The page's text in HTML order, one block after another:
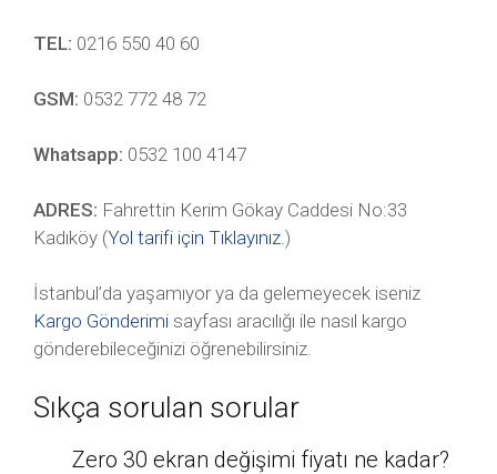
TEL: 0216 550 40 60
GSM: 0532 772 48 72
Whatsapp: 0532 100 4147
ADRES: Fahrettin Kerim Gökay Caddesi No:33
Kadıköy (Yol tarifi için Tıklayınız.)
İstanbul’da yaşamıyor ya da gelemeyecek iseniz
Kargo Gönderimi sayfası aracılığı ile nasıl kargo
gönderebileceğinizi öğrenebilirsiniz.
Sıkça sorulan sorular
Zero 30 ekran değişimi fiyatı ne kadar?